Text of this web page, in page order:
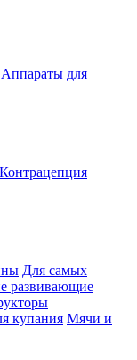
Аппараты для
Контрацепция
Для самых
развивающие
купания Мячи и